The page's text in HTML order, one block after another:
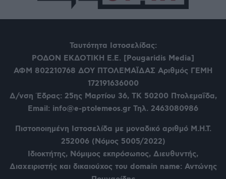
Ταυτότητα Ιστοσελίδας:
ΡΟΔΟΝ ΕΚΔΟΤΙΚΗ Ε.Ε. [Pougaridis Media]
ΑΦΜ 802210768 ΔΟΥ ΠΤΟΛΕΜΑΪΔΑΣ Αριθμός ΓΕΜΗ
172191636000
Δ/νση Έδρας: 25ης Μαρτίου 36, ΤΚ 50200 Πτολεμαΐδα,
Email: info@e-ptolemeos.gr Τηλ. 2463080986
Πιστοποιημένη Ιστοσελίδα με μοναδικό αριθμό Μ.Η.Τ.
252006 (Νόμος 5005/2022)
Ιδιοκτήτης, Νόμιμος εκπρόσωπος, Διευθυντής,
Διαχειριστής και δικαιούχος του domain name: Αντώνης